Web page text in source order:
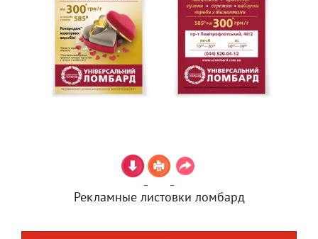
Рекламные листовки ломбард